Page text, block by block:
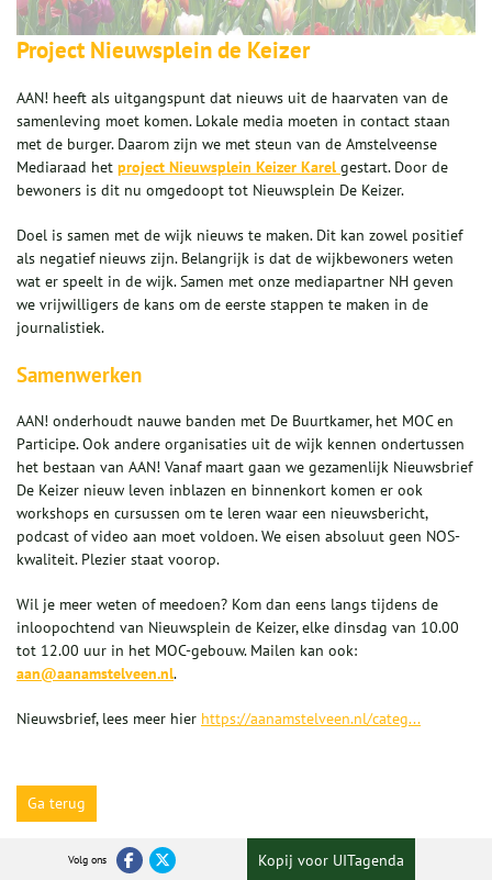
Project Nieuwsplein de Keizer
AAN! heeft als uitgangspunt dat nieuws uit de haarvaten van de
samenleving moet komen. Lokale media moeten in contact staan
met de burger. Daarom zijn we met steun van de Amstelveense
Mediaraad het project Nieuwsplein Keizer Karel gestart. Door de
bewoners is dit nu omgedoopt tot Nieuwsplein De Keizer.
Doel is samen met de wijk nieuws te maken. Dit kan zowel positief
als negatief nieuws zijn. Belangrijk is dat de wijkbewoners weten
wat er speelt in de wijk. Samen met onze mediapartner NH geven
we vrijwilligers de kans om de eerste stappen te maken in de
journalistiek.
Samenwerken
AAN! onderhoudt nauwe banden met De Buurtkamer, het MOC en
Participe. Ook andere organisaties uit de wijk kennen ondertussen
het bestaan van AAN! Vanaf maart gaan we gezamenlijk Nieuwsbrief
De Keizer nieuw leven inblazen en binnenkort komen er ook
workshops en cursussen om te leren waar een nieuwsbericht,
podcast of video aan moet voldoen. We eisen absoluut geen NOS-
kwaliteit. Plezier staat voorop.
Wil je meer weten of meedoen? Kom dan eens langs tijdens de
inloopochtend van Nieuwsplein de Keizer, elke dinsdag van 10.00
tot 12.00 uur in het MOC-gebouw. Mailen kan ook:
aan@aanamstelveen.nl.
Nieuwsbrief, lees meer hier https://aanamstelveen.nl/categ...
Ga terug
Volg ons Kopij voor UITagenda